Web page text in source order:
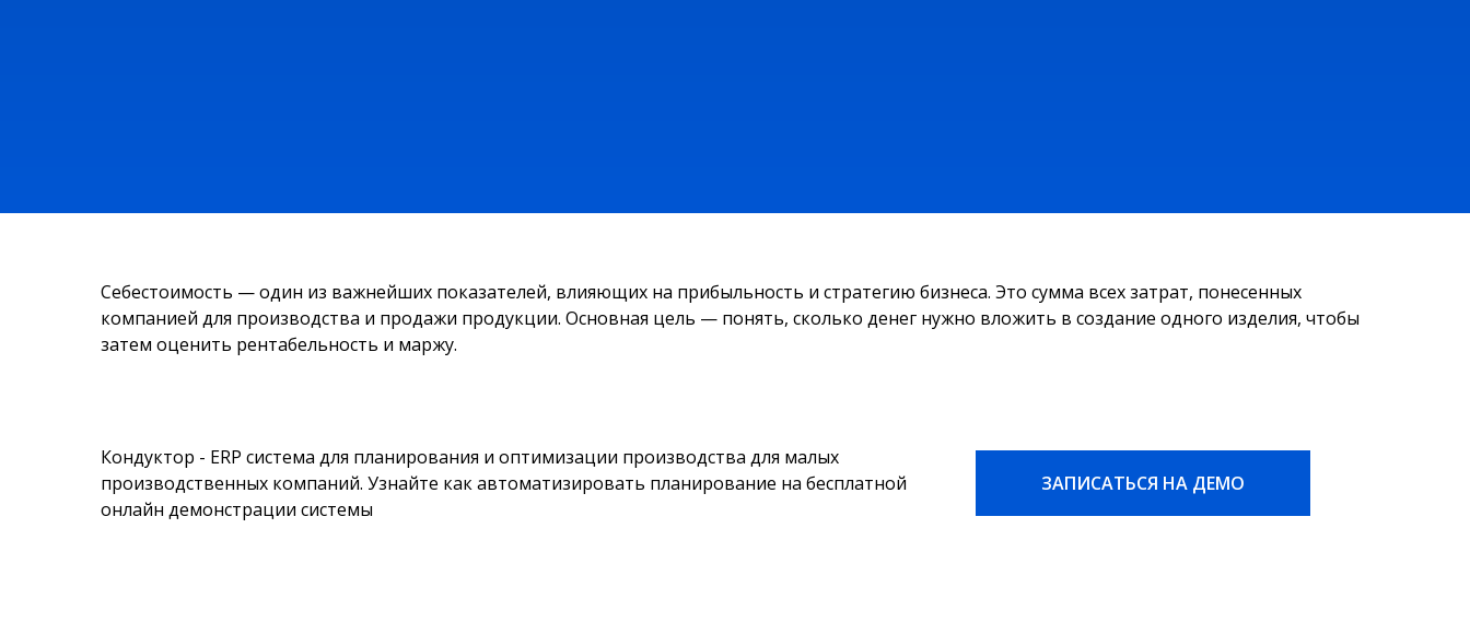
Себестоимость — один из важнейших показателей, влияющих на прибыльность и стратегию бизнеса. Это сумма всех затрат, понесенных
компанией для производства и продажи продукции. Основная цель — понять, сколько денег нужно вложить в создание одного изделия, чтобы
затем оценить рентабельность и маржу.
Кондуктор - ERP система для планирования и оптимизации производства для малых
производственных компаний. Узнайте как автоматизировать планирование на бесплатной
онлайн демонстрации системы
ЗАПИСАТЬСЯ НА ДЕМО